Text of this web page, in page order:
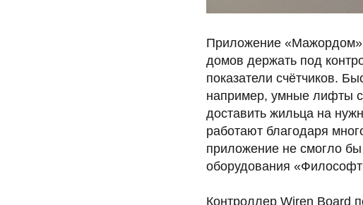
Приложение «Мажордом»
домов держать под
показатели счётчиков.
например, умные лифты
доставить жильца на
работают благодаря
приложение не смогло бы
оборудования
Контроллер Wiren Board